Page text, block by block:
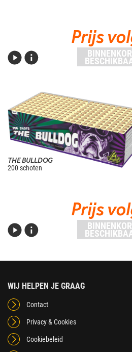
Prijs
THE BULLDOG
200 schoten
Prijs
WIJ HELPEN JE GRAAG
Contact
Privacy & Cookies
Cookiebeleid